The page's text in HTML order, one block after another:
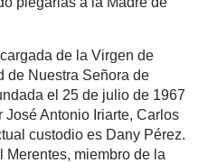
de la Virgen de
de Nuestra Señora de
el 25 de julio de 1967
Antonio Iriarte, Carlos
custodio es Dany Pérez.
Merentes, miembro de la